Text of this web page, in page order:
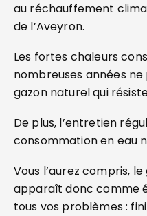
au réchauffement
de l’Aveyron.
Les fortes chaleurs
nombreuses années
gazon naturel qui
De plus, l’entretien
consommation en eau
Vous l’aurez compris,
apparaît donc comme
tous vos problèmes :